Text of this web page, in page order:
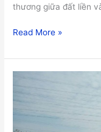
thương giữa đất liền
Read More »
Chuyển
Hải
Phòng